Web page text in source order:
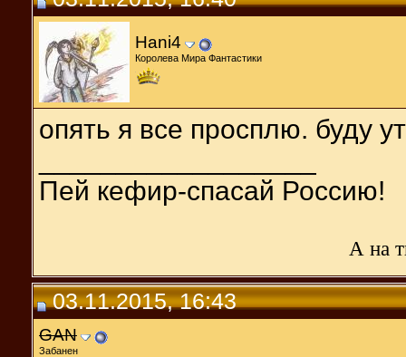
Hani4
Королева Мира Фантастики
опять я все просплю. буду
Пей кефир-спасай Россию!
А на
03.11.2015, 16:43
GAN
Забанен